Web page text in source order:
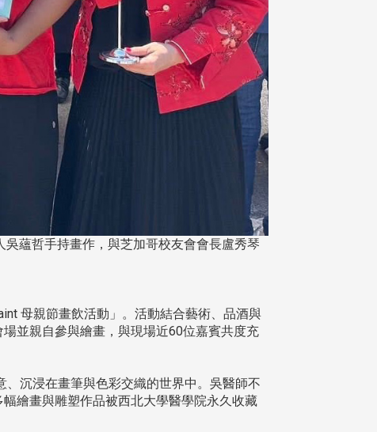
蘊哲手持畫作，與芝加哥校友會會長盧秀琴
母親節畫飲活動」。活動結合藝術、品酒與
並親自參與繪畫，與現場近60位嘉賓共度充
沉浸在畫筆與色彩交織的世界中。吳醫師不
繪畫與雕塑作品被西北大學醫學院永久收藏